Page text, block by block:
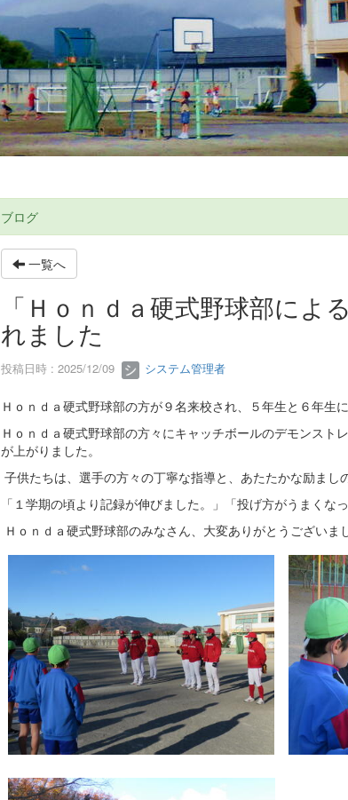
ブログ
一覧へ
「Ｈｏｎｄａ硬式野球部によ
れました
投稿日時 : 2025/12/09 システム管理者
Ｈｏｎｄａ硬式野球部の方が９名来校され、５年生と６年生
Ｈｏｎｄａ硬式野球部の方々にキャッチボールのデモンス
が上がりました。
子供たちは、選手の方々の丁寧な指導と、あたたかな励まし
「１学期の頃より記録が伸びました。」「投げ方がうまくな
Ｈｏｎｄａ硬式野球部のみなさん、大変ありがとうございまし